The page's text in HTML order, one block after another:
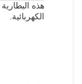
هذه
الكهربائية.